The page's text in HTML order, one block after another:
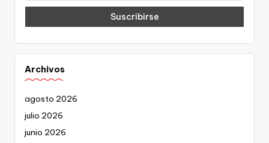
Archivos
agosto 2026
julio 2026
junio 2026